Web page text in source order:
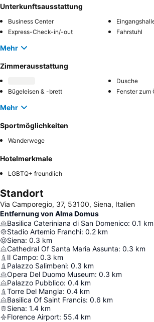
Unterkunftsausstattung
Business Center
Express-Check-in/-out
Fahrstuhl
Mehr
Zimmerausstattung
Dusche
Bügeleisen & -brett
Fenster zum
Mehr
Sportmöglichkeiten
Wanderwege
Hotelmerkmale
LGBTQ+ freundlich
Standort
Via Camporegio, 37, 53100, Siena, Italien
Entfernung von Alma Domus
Basilica Cateriniana di San Domenico: 0.1 km
Stadio Artemio Franchi: 0.2 km
Siena: 0.3 km
Cathedral Of Santa Maria Assunta: 0.3 km
Il Campo: 0.3 km
Palazzo Salimbeni: 0.3 km
Opera Del Duomo Museum: 0.3 km
Palazzo Pubblico: 0.4 km
Torre Del Mangia: 0.4 km
Basilica Of Saint Francis: 0.6 km
Siena: 1.4 km
Florence Airport: 55.4 km